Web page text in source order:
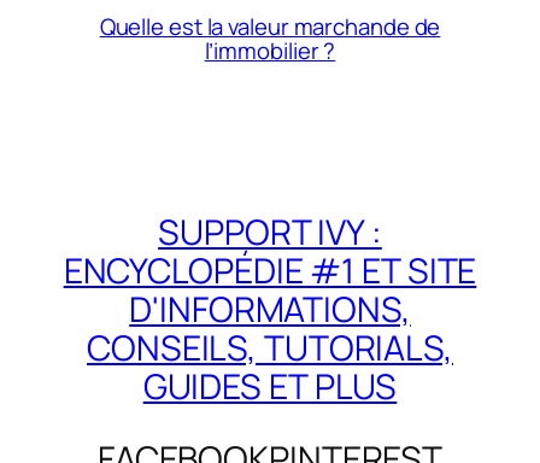
Quelle est la valeur marchande de
l’immobilier ?
SUPPORT IVY :
ENCYCLOPÉDIE #1 ET SITE
D'INFORMATIONS,
CONSEILS, TUTORIALS,
GUIDES ET PLUS